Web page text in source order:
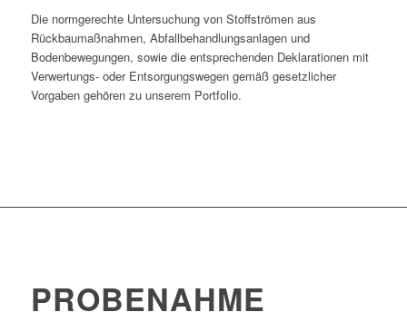
Die normgerechte Untersuchung von Stoffströmen aus
Rückbaumaßnahmen, Abfallbehandlungsanlagen und
Bodenbewegungen, sowie die entsprechenden Deklarationen mit
Verwertungs- oder Entsorgungswegen gemäß gesetzlicher
Vorgaben gehören zu unserem Portfolio.
PROBENAHME